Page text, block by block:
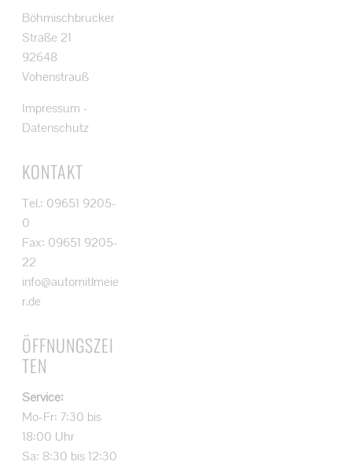
Böhmischbrucker
Straße 21
92648
Vohenstrauß
Impressum -
Datenschutz
KONTAKT
Tel.: 09651 9205-
0
Fax: 09651 9205-
22
info@automitlmeie
r.de
ÖFFNUNGSZEI
TEN
Service:
Mo-Fr: 7:30 bis
18:00 Uhr
Sa: 8:30 bis 12:30